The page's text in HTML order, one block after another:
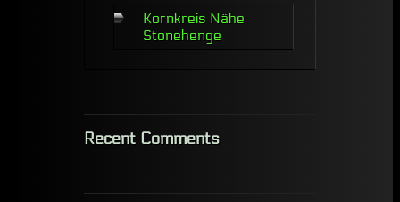
Kornkreis Nähe
Stonehenge
Recent Comments